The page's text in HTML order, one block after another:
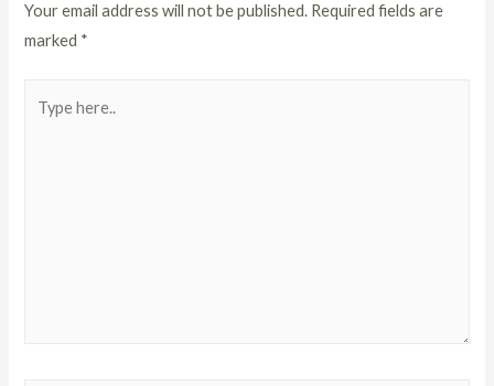
Your email address will not be published. Required fields are
marked *